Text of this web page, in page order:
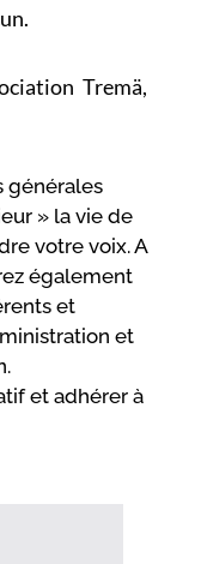
Tremä,
générales
» la vie de
votre voix. A
également
et
et
et adhérer à